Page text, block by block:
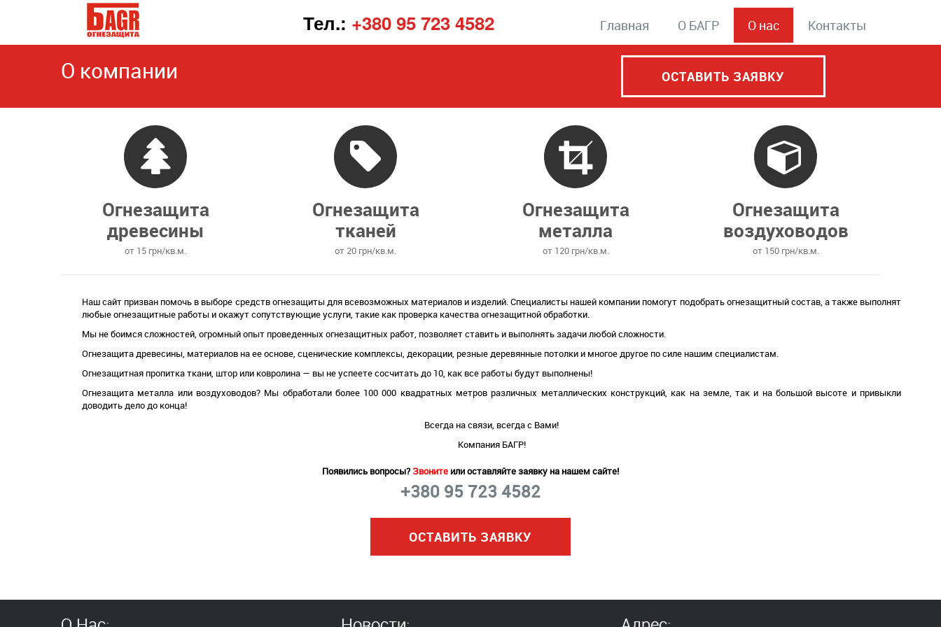
Тел.: +380 95 723 4582 Главная О БАГР О нас Контакты
О компании ОСТАВИТЬ ЗАЯВКУ
Огнезащита
древесины
от 15 грн/кв.м.
Огнезащита
тканей
от 20 грн/кв.м.
Огнезащита
металла
от 120 грн/кв.м.
Огнезащита
воздуховодов
от 150 грн/кв.м.
Наш сайт призван помочь в выборе средств огнезащиты для всевозможных материалов и изделий. Специалисты нашей компании помогут подобрать огнезащитный состав, а также выполнят
любые огнезащитные работы и окажут сопутствующие услуги, такие как проверка качества огнезащитной обработки.
Мы не боимся сложностей, огромный опыт проведенных огнезащитных работ, позволяет ставить и выполнять задачи любой сложности.
Огнезащита древесины, материалов на ее основе, сценические комплексы, декорации, резные деревянные потолки и многое другое по силе нашим специалистам.
Огнезащитная пропитка ткани, штор или ковролина — вы не успеете сосчитать до 10, как все работы будут выполнены!
Огнезащита металла или воздуховодов? Мы обработали более 100 000 квадратных метров различных металлических конструкций, как на земле, так и на большой высоте и привыкли
доводить дело до конца!
Всегда на связи, всегда с Вами!
Компания БАГР!
Появились вопросы?Звонитеили оставляйте заявку на нашем сайте!
+380 95 723 4582
ОСТАВИТЬ ЗАЯВКУ